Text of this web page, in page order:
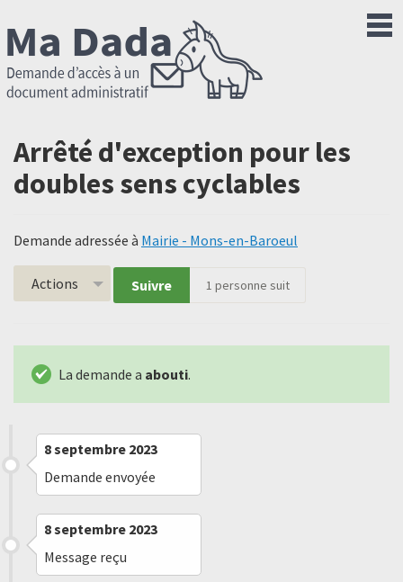
Arrêté d'exception pour les
doubles sens cyclables
Demande adressée à Mairie - Mons-en-Baroeul
Actions Suivre 1 personne suit
La demande a abouti.
8 septembre 2023
Demande envoyée
8 septembre 2023
Message reçu